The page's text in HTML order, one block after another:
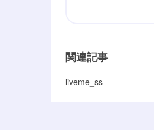
関連記事
liveme_ss